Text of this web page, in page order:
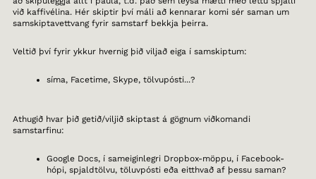
við kaffivélina. Hér skiptir því máli að kennarar komi sér saman um
samskiptavettvang fyrir samstarf bekkja þeirra.
Veltið því fyrir ykkur hvernig þið viljað eiga í samskiptum:
síma, Facetime, Skype, tölvupósti...?
Athugið hvar þið getið/viljið skiptast á gögnum viðkomandi
samstarfinu:
Google Docs, í sameiginlegri Dropbox-möppu, í Facebook-
hópi, spjaldtölvu, töluvpósti eða eitthvað af þessu saman?